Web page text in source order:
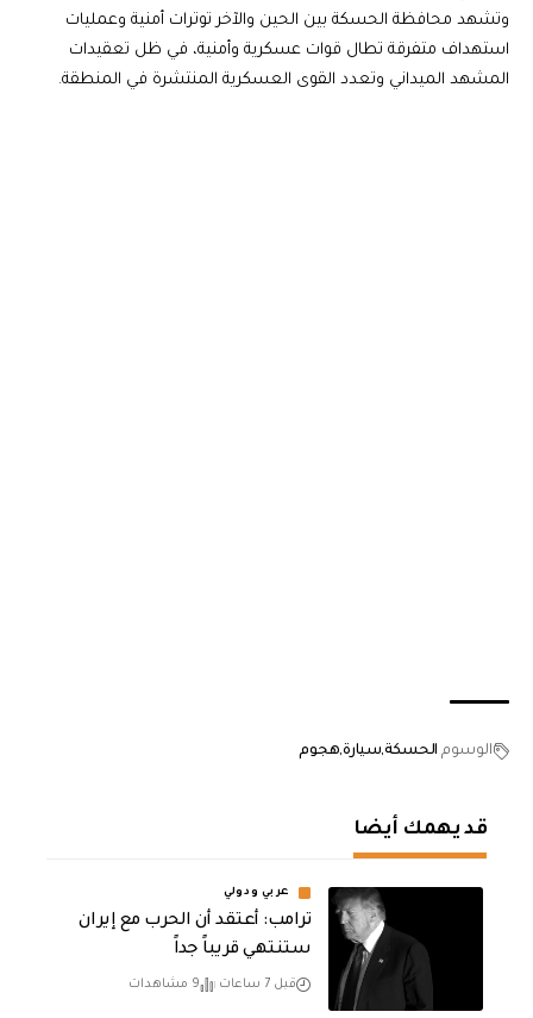
وتشهد محافظة الحسكة بين الحين والآخر توترات أمنية وعمليات
استهداف متفرقة تطال قوات عسكرية وأمنية، في ظل تعقيدات
المشهد الميداني وتعدد القوى العسكرية المنتشرة في المنطقة.
الوسوم الحسكةسيارةهجوم
قد يهمك أيضا
عربي ودولي
‏ترامب: أعتقد أن الحرب مع إيران
ستنتهي قريباً جداً
قبل 7 ساعات 9 مشاهدات